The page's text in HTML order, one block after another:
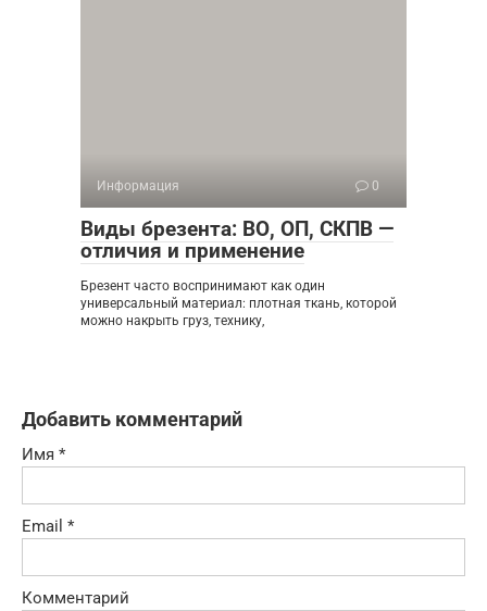
Информация 0
Виды брезента: ВО, ОП, СКПВ —
отличия и применение
Брезент часто воспринимают как один
универсальный материал: плотная ткань, которой
можно накрыть груз, технику,
Добавить комментарий
Имя *
Email *
Комментарий